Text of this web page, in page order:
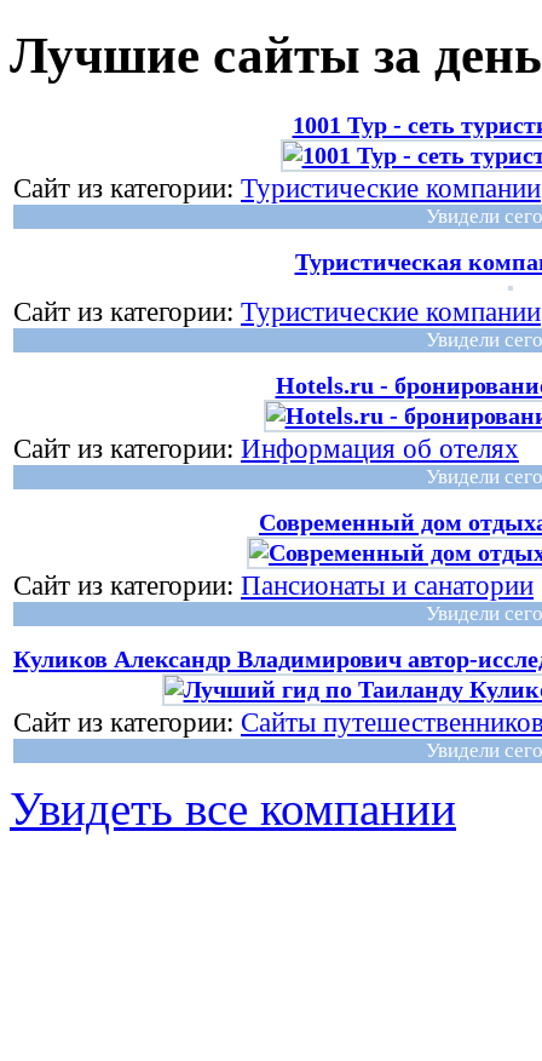
Лучшие сайты за день
1001 Тур - сеть
Сайт из категории: Туристические компании
Увидели
Туристическая
Сайт из категории: Туристические компании
Увидели
Hotels.ru -
Сайт из категории: Информация об отелях
Увидели
Современный дом
Сайт из категории: Пансионаты и санатории
Увидели
Куликов Александр Владимирович автор-
Сайт из категории: Сайты
Увидели
Увидеть все компании